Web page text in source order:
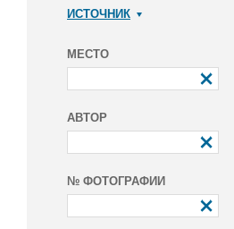
ИСТОЧНИК
МЕСТО
АВТОР
№ ФОТОГРАФИИ